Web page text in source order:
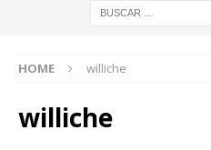
HOME williche
williche